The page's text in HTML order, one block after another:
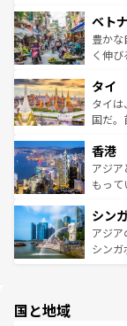
参照し
容にも
照して
き、地
でき
まで
リティ
覧を参
ベト
豊か
く伸
急速な
ーチミ
醸し出
とつ。
ひ現
が旅行
参照し
タイ
タイは
国だ。
の活気
帯で
いビー
激する
が待
た文化
香港
アジ
もって
み、ど
てお
うな絶
シン
アジ
シンガ
国と地域